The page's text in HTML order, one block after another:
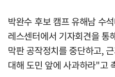
박완수 후보 캠프 유해남 수
레스센터에서 기자회견을 통
막판 공작정치를 중단하고,
대해 도민 앞에 사과하라"고